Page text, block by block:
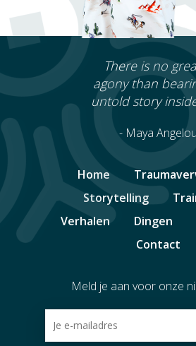
There is no
agony than
untold story
- Maya Angelou
Home
Storytelling
Verhalen
Dingen
Contact
Meld je aan voor onze